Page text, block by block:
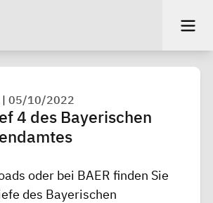
|05/10/2022
4 des Bayerischen
oder bei BAER finden Sie
des Bayerischen